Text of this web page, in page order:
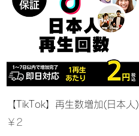
クイックビュー
【TikTok】再生数増加(日本人)
価格
￥2